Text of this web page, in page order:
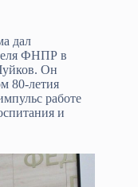
дал
ФНПР в
Он
80-летия
работе
и